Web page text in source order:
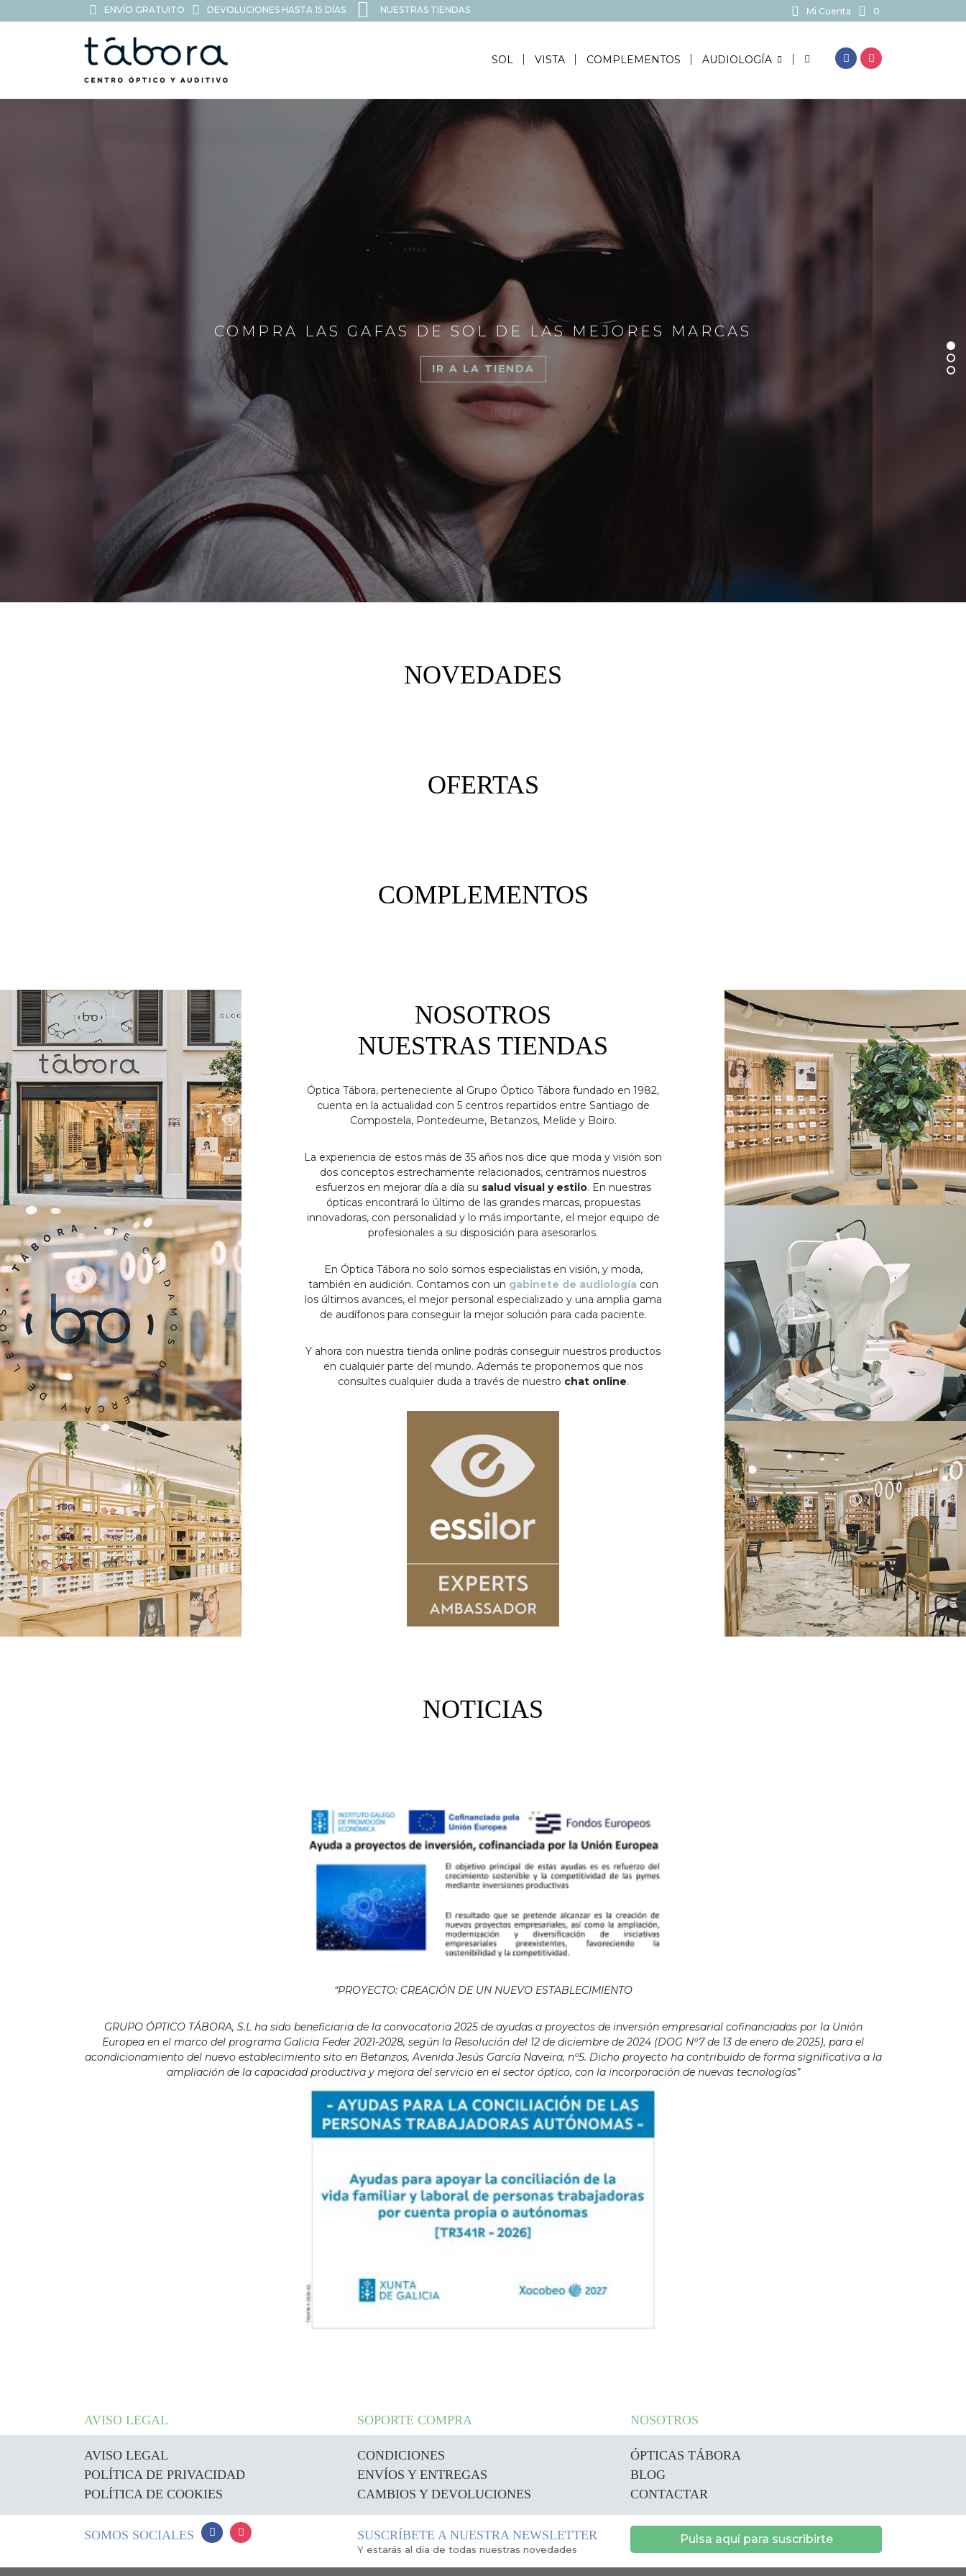
ENVÍO GRATUITO DEVOLUCIONES HASTA 15 DÍAS NUESTRAS TIENDAS Mi Cuenta 0
SOL VISTA COMPLEMENTOS AUDIOLOGÍA BUSCAR...
COMPRA LAS GAFAS DE SOL DE LAS MEJORES MARCAS
IR A LA TIENDA
NOVEDADES
OFERTAS
COMPLEMENTOS
NOSOTROS
NUESTRAS TIENDAS
Óptica Tábora, perteneciente al Grupo Óptico Tábora fundado en 1982,
cuenta en la actualidad con 5 centros repartidos entre Santiago de
Compostela, Pontedeume, Betanzos, Melide y Boiro.
La experiencia de estos más de 35 años nos dice que moda y visión son
dos conceptos estrechamente relacionados, centramos nuestros
esfuerzos en mejorar día a día su salud visual y estilo. En nuestras
ópticas encontrará lo último de las grandes marcas, propuestas
innovadoras, con personalidad y lo más importante, el mejor equipo de
profesionales a su disposición para asesorarlos.
En Óptica Tábora no solo somos especialistas en visión, y moda,
también en audición. Contamos con un gabinete de audiología con
los últimos avances, el mejor personal especializado y una amplia gama
de audífonos para conseguir la mejor solución para cada paciente.
Y ahora con nuestra tienda online podrás conseguir nuestros productos
en cualquier parte del mundo. Además te proponemos que nos
consultes cualquier duda a través de nuestro chat online.
NOTICIAS
“PROYECTO: CREACIÓN DE UN NUEVO ESTABLECIMIENTO
GRUPO ÓPTICO TÁBORA, S.L ha sido beneficiaria de la convocatoria 2025 de ayudas a proyectos de inversión empresarial cofinanciadas por la Unión
Europea en el marco del programa Galicia Feder 2021-2028, según la Resolución del 12 de diciembre de 2024 (DOG Nº7 de 13 de enero de 2025), para el
acondicionamiento del nuevo establecimiento sito en Betanzos, Avenida Jesús García Naveira, nº5. Dicho proyecto ha contribuido de forma significativa a la
ampliación de la capacidad productiva y mejora del servicio en el sector óptico, con la incorporación de nuevas tecnologías”
AVISO LEGAL SOPORTE COMPRA NOSOTROS
AVISO LEGAL
POLÍTICA DE PRIVACIDAD
POLÍTICA DE COOKIES
CONDICIONES
ENVÍOS Y ENTREGAS
CAMBIOS Y DEVOLUCIONES
ÓPTICAS TÁBORA
BLOG
CONTACTAR
SOMOS SOCIALES SUSCRÍBETE A NUESTRA NEWSLETTER
Y estarás al día de todas nuestras novedades
Pulsa aquí para suscribirte